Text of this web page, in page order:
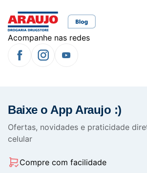
Acompanhe nas redes
Baixe o App Araujo :)
Ofertas, novidades e praticidade
celular
Compre com facilidade